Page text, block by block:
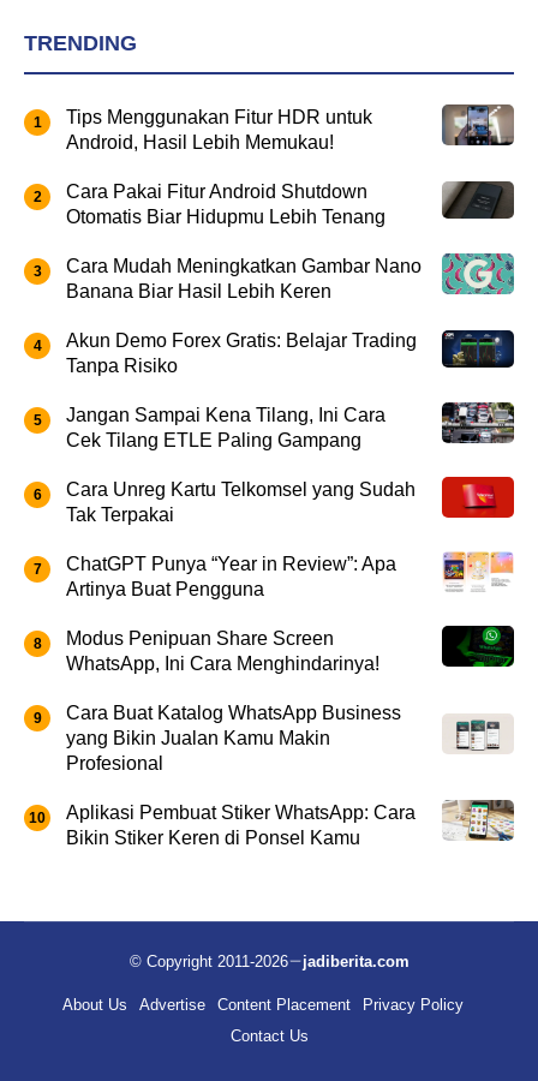
TRENDING
Tips Menggunakan Fitur HDR untuk
Android, Hasil Lebih Memukau!
Cara Pakai Fitur Android Shutdown
Otomatis Biar Hidupmu Lebih Tenang
Cara Mudah Meningkatkan Gambar Nano
Banana Biar Hasil Lebih Keren
Akun Demo Forex Gratis: Belajar Trading
Tanpa Risiko
Jangan Sampai Kena Tilang, Ini Cara
Cek Tilang ETLE Paling Gampang
Cara Unreg Kartu Telkomsel yang Sudah
Tak Terpakai
ChatGPT Punya “Year in Review”: Apa
Artinya Buat Pengguna
Modus Penipuan Share Screen
WhatsApp, Ini Cara Menghindarinya!
Cara Buat Katalog WhatsApp Business
yang Bikin Jualan Kamu Makin
Profesional
Aplikasi Pembuat Stiker WhatsApp: Cara
Bikin Stiker Keren di Ponsel Kamu
© Copyright 2011-2026 jadiberita.com
About Us Advertise Content Placement
Privacy Policy
Contact Us